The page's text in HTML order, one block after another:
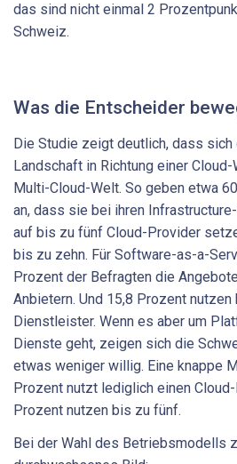
das sind nicht einmal 2
Schweiz.
Was die Entscheider
Die Studie zeigt deutlich, dass sich
Landschaft in Richtung einer
Multi-Cloud-Welt. So geben etwa
an, dass sie bei ihren
auf bis zu fünf Cloud-Provider
bis zu zehn. Für Software-as-a-
Prozent der Befragten die
Anbietern. Und 15,8 Prozent
Dienstleister. Wenn es aber um
Dienste geht, zeigen sich die
etwas weniger willig. Eine knappe
Prozent nutzt lediglich einen
Prozent nutzen bis zu fünf.
Bei der Wahl des Betriebsmodells